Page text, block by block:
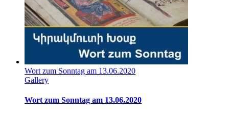
Wort zum Sonntag am 13.06.2020
Gallery
Wort zum Sonntag am 13.06.2020